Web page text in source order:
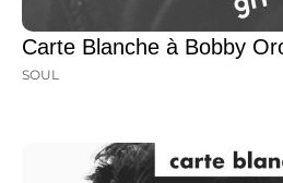
Carte Blanche à Bobby
SOUL